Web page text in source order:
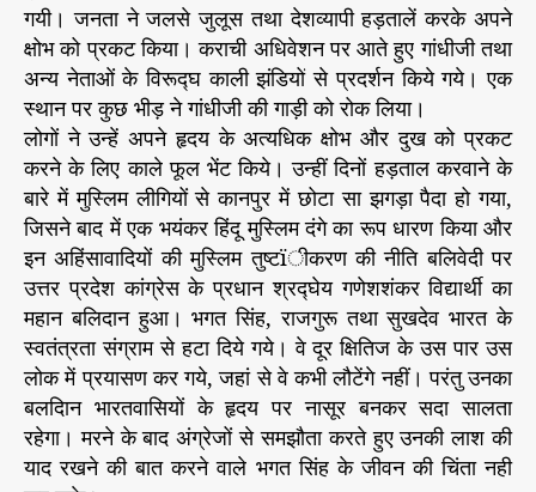
गयी। जनता ने जलसे जुलूस तथा देशव्यापी हड़तालें करके अपने
क्षोभ को प्रकट किया। कराची अधिवेशन पर आते हुए गांधीजी तथा
अन्य नेताओं के विरूद्घ काली झंडियों से प्रदर्शन किये गये। एक
स्थान पर कुछ भीड़ ने गांधीजी की गाड़ी को रोक लिया।
लोगों ने उन्हें अपने हृदय के अत्यधिक क्षोभ और दुख को प्रकट
करने के लिए काले फूल भेंट किये। उन्हीं दिनों हड़ताल करवाने के
बारे में मुस्लिम लीगियों से कानपुर में छोटा सा झगड़ा पैदा हो गया,
जिसने बाद में एक भयंकर हिंदू मुस्लिम दंगे का रूप धारण किया और
इन अहिंसावादियों की मुस्लिम तुष्टïीकरण की नीति बलिवेदी पर
उत्तर प्रदेश कांग्रेस के प्रधान श्रद्घेय गणेशशंकर विद्यार्थी का
महान बलिदान हुआ। भगत सिंह, राजगुरू तथा सुखदेव भारत के
स्वतंत्रता संग्राम से हटा दिये गये। वे दूर क्षितिज के उस पार उस
लोक में प्रयासण कर गये, जहां से वे कभी लौटेंगे नहीं। परंतु उनका
बलदिान भारतवासियों के हृदय पर नासूर बनकर सदा सालता
रहेगा। मरने के बाद अंग्रेजों से समझौता करते हुए उनकी लाश की
याद रखने की बात करने वाले भगत सिंह के जीवन की चिंता नही